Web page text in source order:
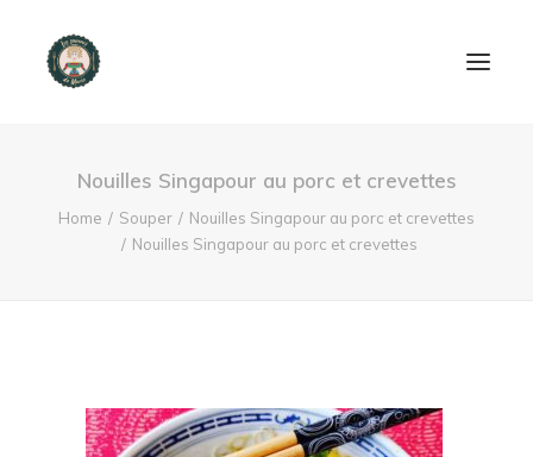
ACCUEIL
PRODUITS ET SERVICES
SEARCH
Nouilles Singapour au porc et crevettes
Home Souper
Nouilles Singapour au porc et crevettes
Nouilles Singapour au porc et crevettes